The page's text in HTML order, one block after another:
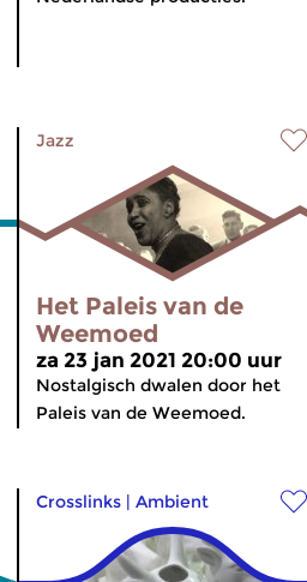
Jazz
Het Paleis van de
Weemoed
za 23 jan 2021 20:00 uur
Nostalgisch dwalen door het
Paleis van de Weemoed.
Crosslinks | Ambient